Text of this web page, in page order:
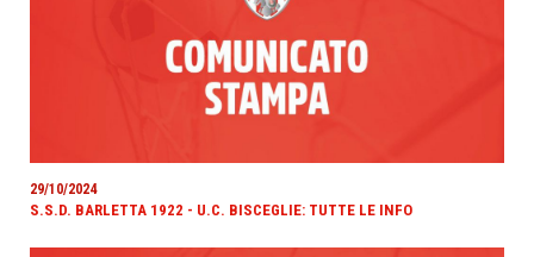
29/10/2024
S.S.D. BARLETTA 1922 - U.C. BISCEGLIE: TUTTE LE INFO